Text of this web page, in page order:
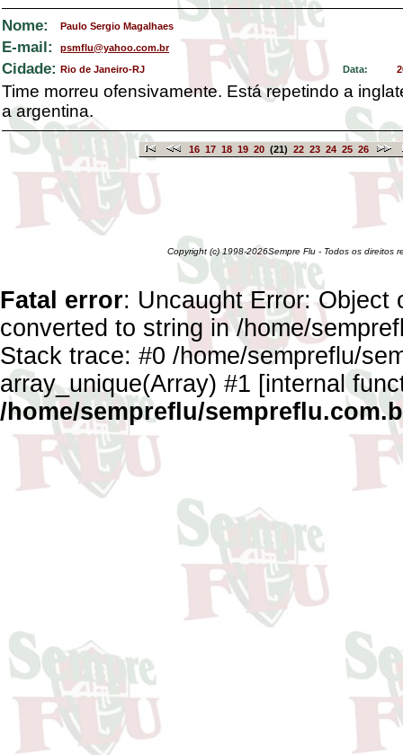
Nome: Paulo Sergio Magalhaes
E-mail: psmflu@yahoo.com.br
Cidade: Rio de Janeiro-RJ Data:
Time morreu ofensivamente. Está repetindo a
a argentina.
16 17 18 19 20 (21) 22 23 24 25 26
Copyright (c) 1998-2026Sempre Flu - Todos os direitos
Fatal error: Uncaught Error: Object
converted to string in /home/
Stack trace: #0 /home/sempreflu/
array_unique(Array) #1 [internal
/home/sempreflu/